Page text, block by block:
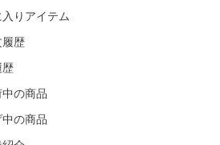
りアイテム
履歴
歴
の商品
の商品